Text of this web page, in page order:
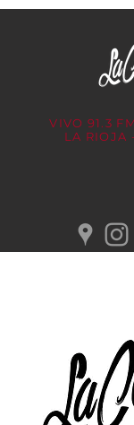
VIVO 91.3 FM
LA RIOJA